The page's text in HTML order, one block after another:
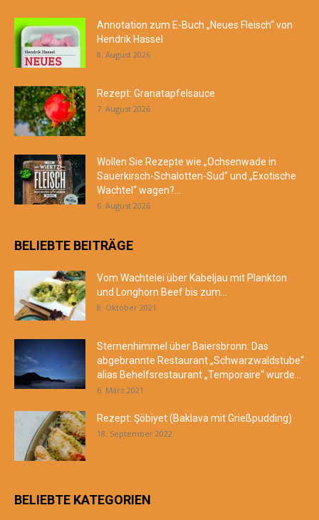
Annotation zum E-Buch „Neues Fleisch“ von
Hendrik Hassel
8. August 2026
Rezept: Granatapfelsauce
7. August 2026
Wollen Sie Rezepte wie „Ochsenwade in
Sauerkirsch-Schalotten-Sud“ und „Exotische
Wachtel“ wagen?...
6. August 2026
BELIEBTE BEITRÄGE
Vom Wachtelei über Kabeljau mit Plankton
und Longhorn Beef bis zum...
8. Oktober 2021
Sternenhimmel über Baiersbronn: Das
abgebrannte Restaurant „Schwarzwaldstube“
alias Behelfsrestaurant „Temporaire“ wurde...
6. März 2021
Rezept: Şöbiyet (Baklava mit Grießpudding)
18. September 2022
BELIEBTE KATEGORIEN